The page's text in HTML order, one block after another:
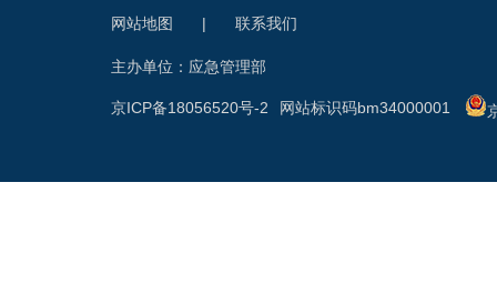
网站地图 | 联系我们
主办单位：应急管理部
网站标识码bm34000001
京ICP备18056520号-2